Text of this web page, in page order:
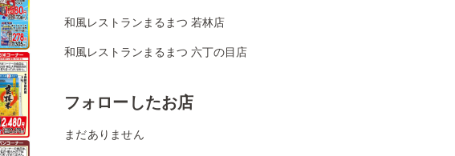
和風レストランまるまつ 若林店
和風レストランまるまつ 六丁の目店
フォローしたお店
まだありません